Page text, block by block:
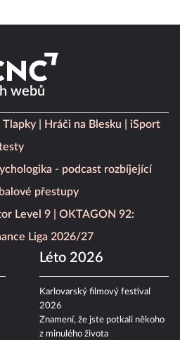
webů
Tlapky Hráči na Blesku
iSport
- podcast rozbíjející
přestupy
Level 9
OKTAGON 92:
Liga 2026/27
Léto 2026
Karlovarský filmový festival
2026
Znamení, že jste potkali někoho
z minulého života